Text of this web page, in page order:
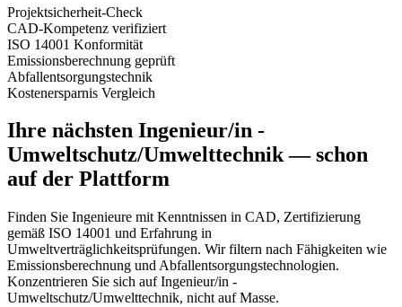
Projektsicherheit-Check
CAD-Kompetenz verifiziert
ISO 14001 Konformität
Emissionsberechnung geprüft
Abfallentsorgungstechnik
Kostenersparnis Vergleich
Ihre nächsten Ingenieur/in -
Umweltschutz/Umwelttechnik— schon
auf der Plattform
Finden Sie Ingenieure mit Kenntnissen in CAD, Zertifizierung
gemäß ISO 14001 und Erfahrung in
Umweltverträglichkeitsprüfungen. Wir filtern nach Fähigkeiten wie
Emissionsberechnung und Abfallentsorgungstechnologien.
Konzentrieren Sie sich auf Ingenieur/in -
Umweltschutz/Umwelttechnik, nicht auf Masse.